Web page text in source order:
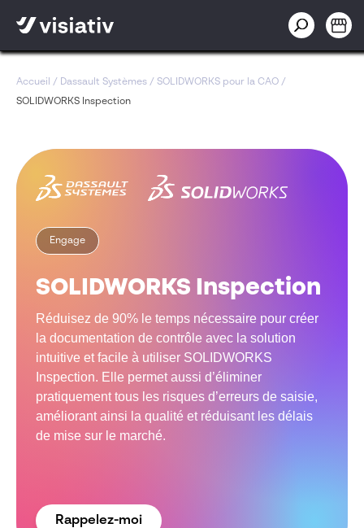
Accueil / Dassault Systèmes / SOLIDWORKS pour la CAO /
SOLIDWORKS Inspection
Engage
SOLIDWORKS Inspection
Réduisez de 90% le temps nécessaire pour créer
la documentation de contrôle avec la solution
intuitive et facile à utiliser SOLIDWORKS
Inspection. Elle permet aussi d’éliminer
pratiquement tous les risques d’erreurs de saisie,
améliorant ainsi la qualité et réduisant les délais
de mise sur le marché.
Rappelez-moi